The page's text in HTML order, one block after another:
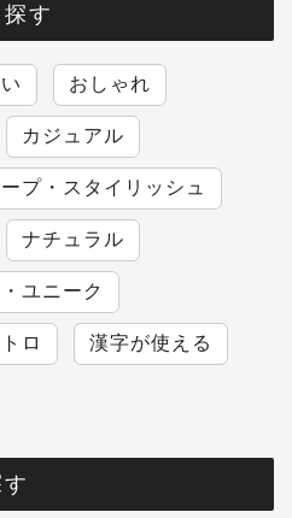
す
おしゃれ
カジュアル
プ・スタイリッシュ
ナチュラル
ユニーク
ロ 漢字が使える